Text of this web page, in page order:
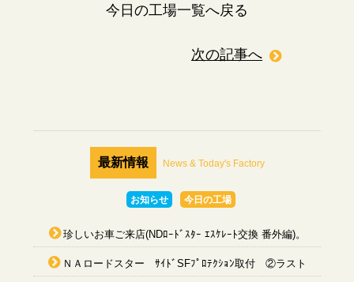
今日の工場一覧へ戻る
次の記事へ
最新情報 News & Today's Factory
お知らせ 今日の工場
珍しいお車ご来店(NDﾛｰﾄﾞｽﾀｰ ｴｽｹﾚｰﾄ交換 番外編)。
ＮＡロードスター ｻｲﾄﾞSFﾌﾟﾛﾃｸｼｮﾝ取付 ②ラスト